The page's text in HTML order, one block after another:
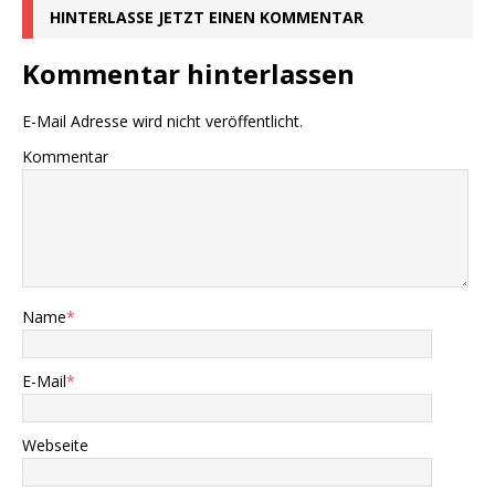
HINTERLASSE JETZT EINEN KOMMENTAR
Kommentar hinterlassen
E-Mail Adresse wird nicht veröffentlicht.
Kommentar
Name*
E-Mail*
Webseite